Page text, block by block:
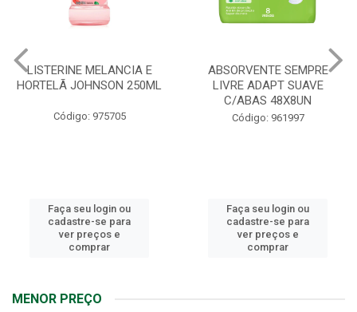
ABSORVENTE SEMPRE
LIVRE ADAPT SUAVE
Código: 961997
Faça seu login ou
cadastre-se para
ver preços e
comprar
JOHNSON BABY SABONETE
REGULAR 80G
Código: 90408
Faça seu login ou
cadastre-se para
ver preços e
comprar
MENOR PREÇO